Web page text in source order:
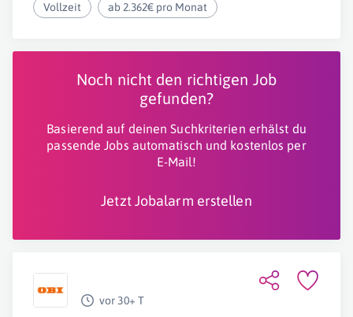
Vollzeit ab 2.362€ pro Monat
Noch nicht den richtigen Job
gefunden?
Basierend auf deinen Suchkriterien erhälst du
passende Jobs automatisch und kostenlos per
E-Mail!
Jetzt Jobalarm erstellen
vor 30+ T